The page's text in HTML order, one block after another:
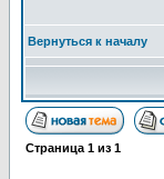
Вернуться к началу
Страница 1 из 1